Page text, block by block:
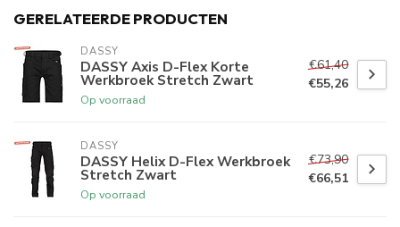
GERELATEERDE PRODUCTEN
DASSY
DASSY Axis D-Flex Korte
Werkbroek Stretch Zwart
Op voorraad
€61,40
€55,26
DASSY
DASSY Helix D-Flex Werkbroek
Stretch Zwart
Op voorraad
€73,90
€66,51